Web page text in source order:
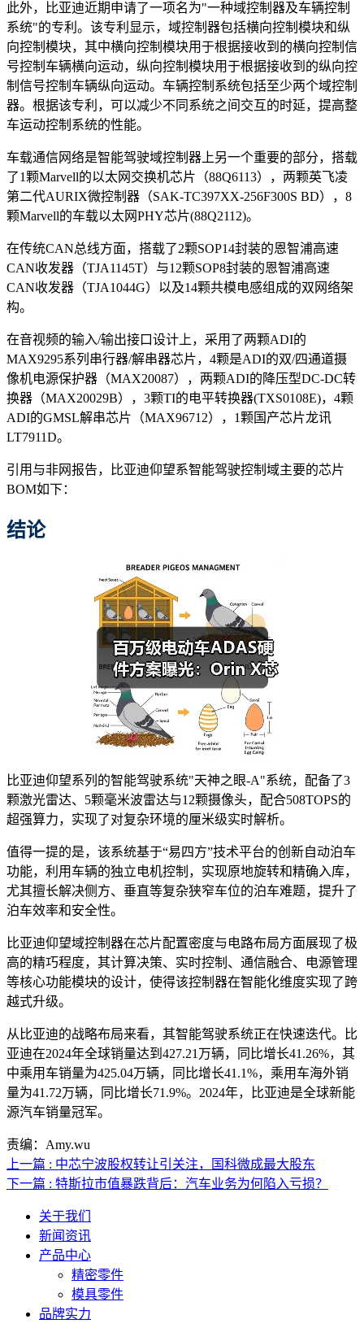
此外，比亚迪近期申请了一项名为"一种域控制器及车辆控制
系统"的专利。该专利显示，域控制器包括横向控制模块和纵
向控制模块，其中横向控制模块用于根据接收到的横向控制信
号控制车辆横向运动，纵向控制模块用于根据接收到的纵向控
制信号控制车辆纵向运动。车辆控制系统包括至少两个域控制
器。根据该专利，可以减少不同系统之间交互的时延，提高整
车运动控制系统的性能。
车载通信网络是智能驾驶域控制器上另一个重要的部分，搭载
了1颗Marvell的以太网交换机芯片（88Q6113），两颗英飞凌
第二代AURIX微控制器（SAK-TC397XX-256F300S BD），8
颗Marvell的车载以太网PHY芯片(88Q2112)。
在传统CAN总线方面，搭载了2颗SOP14封装的恩智浦高速
CAN收发器（TJA1145T）与12颗SOP8封装的恩智浦高速
CAN收发器（TJA1044G）以及14颗共模电感组成的双网络架
构。
在音视频的输入/输出接口设计上，采用了两颗ADI的
MAX9295系列串行器/解串器芯片，4颗是ADI的双/四通道摄
像机电源保护器（MAX20087），两颗ADI的降压型DC-DC转
换器（MAX20029B），3颗TI的电平转换器(TXS0108E)，4颗
ADI的GMSL解串芯片（MAX96712），1颗国产芯片龙讯
LT7911D。
引用与非网报告，比亚迪仰望系智能驾驶控制域主要的芯片
BOM如下：
结论
比亚迪仰望系列的智能驾驶系统"天神之眼-A"系统，配备了3
颗激光雷达、5颗毫米波雷达与12颗摄像头，配合508TOPS的
超强算力，实现了对复杂环境的厘米级实时解析。
值得一提的是，该系统基于“易四方”技术平台的创新自动泊车
功能，利用车辆的独立电机控制，实现原地旋转和精确入库，
尤其擅长解决侧方、垂直等复杂狭窄车位的泊车难题，提升了
泊车效率和安全性。
比亚迪仰望域控制器在芯片配置密度与电路布局方面展现了极
高的精巧程度，其计算决策、实时控制、通信融合、电源管理
等核心功能模块的设计，使得该控制器在智能化维度实现了跨
越式升级。
从比亚迪的战略布局来看，其智能驾驶系统正在快速迭代。比
亚迪在2024年全球销量达到427.21万辆，同比增长41.26%，其
中乘用车销量为425.04万辆，同比增长41.1%，乘用车海外销
量为41.72万辆，同比增长71.9%。2024年，比亚迪是全球新能
源汽车销量冠军。
责编：Amy.wu
上一篇 : 中芯宁波股权转让引关注，国科微成最大股东
下一篇 : 特斯拉市值暴跌背后：汽车业务为何陷入亏损？
关于我们
新闻资讯
产品中心
精密零件
模具零件
品牌实力